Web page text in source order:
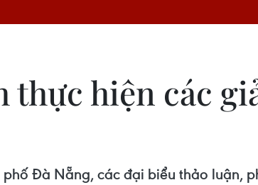
thực hiện các
Đà Nẵng, các đại biểu thảo luận,